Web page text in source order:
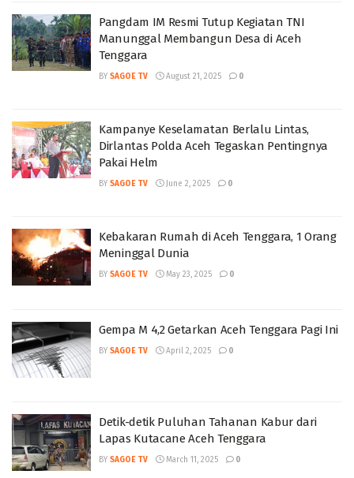
Pangdam IM Resmi Tutup Kegiatan TNI
Manunggal Membangun Desa di Aceh
Tenggara
BY SAGOE TV August 21, 2025 0
Kampanye Keselamatan Berlalu Lintas,
Dirlantas Polda Aceh Tegaskan Pentingnya
Pakai Helm
BY SAGOE TV June 2, 2025 0
Kebakaran Rumah di Aceh Tenggara, 1 Orang
Meninggal Dunia
BY SAGOE TV May 23, 2025 0
Gempa M 4,2 Getarkan Aceh Tenggara Pagi Ini
BY SAGOE TV April 2, 2025 0
Detik-detik Puluhan Tahanan Kabur dari
Lapas Kutacane Aceh Tenggara
BY SAGOE TV March 11, 2025 0